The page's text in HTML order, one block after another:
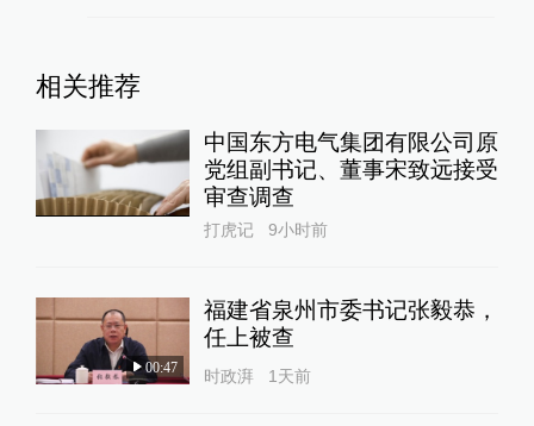
相关推荐
中国东方电气集团有限公司原
党组副书记、董事宋致远接受
审查调查
打虎记 9小时前
00:47
福建省泉州市委书记张毅恭，
任上被查
时政湃 1天前